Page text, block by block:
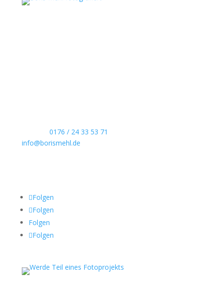
0176 / 24 33 53 71
info@borismehl.de
Folgen
Folgen
Folgen
Folgen